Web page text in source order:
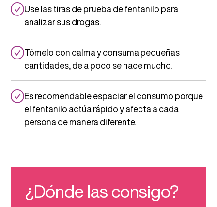
Use las tiras de prueba de fentanilo para
analizar sus drogas.
Tómelo con calma y consuma pequeñas
cantidades, de a poco se hace mucho.
Es recomendable espaciar el consumo porque
el fentanilo actúa rápido y afecta a cada
persona de manera diferente.
¿Dónde las consigo?